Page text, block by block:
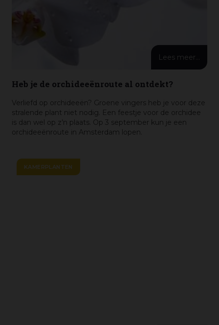
Heb je de orchideeënroute al ontdekt?
Verliefd op orchideeën? Groene vingers heb je voor deze
stralende plant niet nodig. Een feestje voor de orchidee
is dan wel op z’n plaats. Op 3 september kun je een
orchideeënroute in Amsterdam lopen.
Lees meer...
KAMERPLANTEN